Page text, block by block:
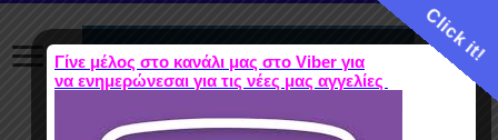
Click it!
Γίνε μέλος στο κανάλι μας στο Viber για
να ενημερώνεσαι για τις νέες μας αγγελίες